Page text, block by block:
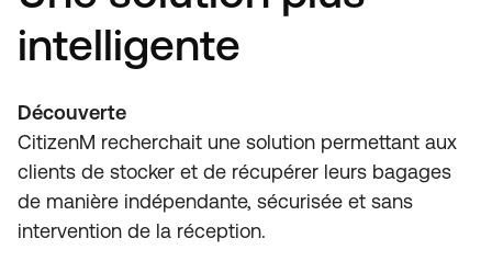
intelligente
Découverte
CitizenM recherchait une solution permettant aux
clients de stocker et de récupérer leurs bagages
de manière indépendante, sécurisée et sans
intervention de la réception.